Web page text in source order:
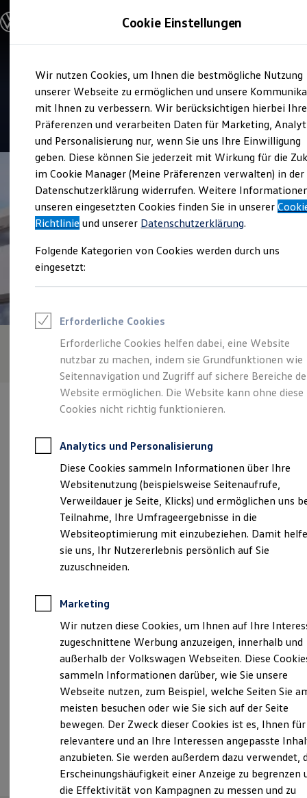
Hauptinhalt
springen
Footer
springen
Modelle und Konfigurator
Modelle vergleichen
Elektroautos
ENERGY Sondermodelle
Nutzfahrzeuge
SUV und CUV
Familienautos
Kombis
Kompaktwagen
Sportwagen
Schnell verfügbare Fahrzeuge
Angebote und Produkte
Aktuelle Angebote
E-Auto-Förderung
Volkswagen Marktplatz
Junge Gebrauchtwagen und Gebrauchtwagen
Volkswagen Zertifizierte Gebrauchtwagen
Zubehör- und Serviceangebote
Leasing
Leasing-Angebote
Gebrauchtwagen Leasing
Junge Gebrauchtwagen-Leasing
Elektroauto Leasing
Kleinwagen-Leasing
Leasing ohne Anzahlung
Finanzierung
Kfz-Versicherung
Restschuldversicherungen
Garantien
Wartungsverträge
Geschäftskunden
Professional Class bei Volkswagen
Großkunden
Behörden
Direktkunden
Sonderfahrzeuge
Anpfiff zum Gewinn
Elektroautos
ID. Tutorials
Elektrofahrzeugkonzepte
Reichweite
Reichweite der ID. Modelle
Reichweite im Winter
Laden
Laden unterwegs
Laden Zuhause
Ladestationen finden
Ladezeitensimulator
Batterie
Sicherheit
Garantie und Lebensdauer
Nachhaltigkeit
Verkauf und Service
Motor-Nützel Mitterteich
4.9| 223 Bewertungen
Verantwortlich für die Inhalte auf dieser Seite ist die Motor-Nützel
Vertriebs-GmbH (Impressum & Rechtliches)
Gottlieb-Daimler-Straße 5, 95666 Mitterteich
vw-mitterteich@motor-nuetzel.de
Montag
Sonntag
Geschlossen
Ansprechpartner
Cookie Einstellungen
Wir nutzen Cookies, um Ihnen die bestmögliche Nutzung
unserer Webseite zu ermöglichen und unsere
mit Ihnen zu verbessern. Wir berücksichtigen hierbei Ihre
Präferenzen und verarbeiten Daten für Marketing,
und Personalisierung nur, wenn Sie uns Ihre Einwilligung
geben. Diese können Sie jederzeit mit Wirkung für die
im Cookie Manager (Meine Präferenzen verwalten) in der
Datenschutzerklärung widerrufen. Weitere
unseren eingesetzten Cookies finden Sie in unserer
Richtlinie und unserer Datenschutzerklärung.
Folgende Kategorien von Cookies werden durch uns
eingesetzt:
Erforderliche Cookies
Erforderliche Cookies helfen dabei, eine Website
nutzbar zu machen, indem sie Grundfunktionen wie
Seitennavigation und Zugriff auf sichere Bereiche
Website ermöglichen. Die Website kann ohne diese
Cookies nicht richtig funktionieren.
Analytics und Personalisierung
Diese Cookies sammeln Informationen über Ihre
Websitenutzung (beispielsweise Seitenaufrufe,
Verweildauer je Seite, Klicks) und ermöglichen uns
Teilnahme, Ihre Umfrageergebnisse in die
Websiteoptimierung mit einzubeziehen. Damit
sie uns, Ihr Nutzererlebnis persönlich auf Sie
zuzuschneiden.
Marketing
Wir nutzen diese Cookies, um Ihnen auf Ihre
zugeschnittene Werbung anzuzeigen, innerhalb und
außerhalb der Volkswagen Webseiten. Diese
sammeln Informationen darüber, wie Sie unsere
Webseite nutzen, zum Beispiel, welche Seiten Sie
meisten besuchen oder wie Sie sich auf der Seite
bewegen. Der Zweck dieser Cookies ist es, Ihnen für
relevantere und an Ihre Interessen angepasste
anzubieten. Sie werden außerdem dazu verwendet,
Erscheinungshäufigkeit einer Anzeige zu begrenzen
die Effektivität von Kampagnen zu messen und zu